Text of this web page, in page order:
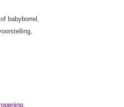
babyborrel,
,